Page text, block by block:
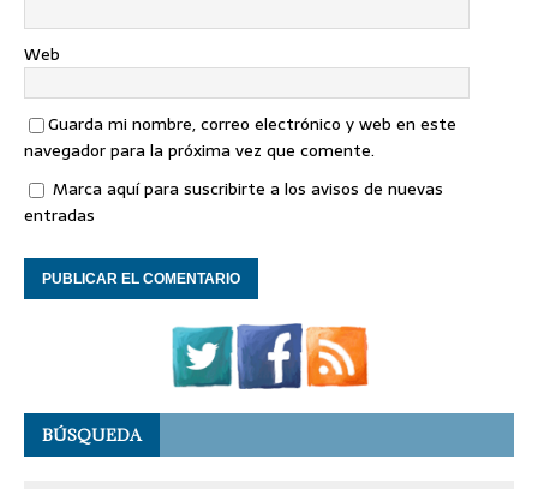
Web
Guarda mi nombre, correo electrónico y web en este
navegador para la próxima vez que comente.
Marca aquí para suscribirte a los avisos de nuevas
entradas
BÚSQUEDA